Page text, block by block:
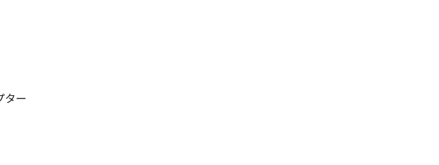
しお客様が米国政府エンドユーザーである場合、以下の規定
at 48 C.F.R. 2.101 (Oct 1995), consisting of
as such terms are used in 48 C.F.R. 12.212
227.7202-4 (June 1995), all U.S. Government End
The manufacturer is Canon Inc./30-2, Shimomaruko 3-
ター